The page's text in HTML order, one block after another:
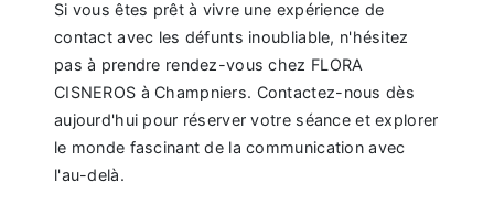
Si vous êtes prêt à vivre une expérience de
contact avec les défunts inoubliable, n'hésitez
pas à prendre rendez-vous chez FLORA
CISNEROS à Champniers. Contactez-nous dès
aujourd'hui pour réserver votre séance et explorer
le monde fascinant de la communication avec
l'au-delà.